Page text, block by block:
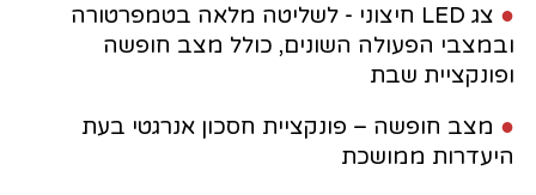
●
צג LED חיצוני - לשליטה מלאה בטמפרטורה
ובמצבי הפעולה השונים, כולל מצב חופשה
ופונקציית שבת
● מצב חופשה – פונקציית חסכון אנרגטי בעת
היעדרות ממושכת